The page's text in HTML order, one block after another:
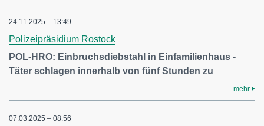
24.11.2025 – 13:49
Polizeipräsidium Rostock
POL-HRO: Einbruchsdiebstahl in Einfamilienhaus -
Täter schlagen innerhalb von fünf Stunden zu
mehr
07.03.2025 – 08:56